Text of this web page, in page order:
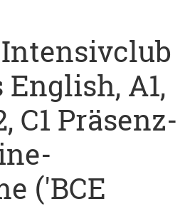
Intensivclub
A1,
C1 Präsenz-
('BCE